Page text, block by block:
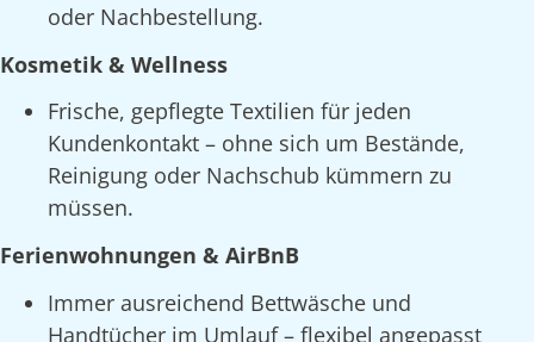
oder Nachbestellung.
Kosmetik & Wellness
Frische, gepflegte Textilien für jeden
Kundenkontakt – ohne sich um Bestände,
Reinigung oder Nachschub kümmern zu
müssen.
Ferienwohnungen & AirBnB
Immer ausreichend Bettwäsche und
Handtücher im Umlauf – flexibel angepasst